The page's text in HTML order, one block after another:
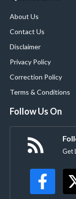
About Us
Contact Us
Disclaimer
Privacy Policy
Correction Policy
Terms & Conditions
Follow Us On
Get